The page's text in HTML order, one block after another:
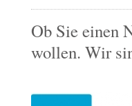
Ob Sie einen
wollen. Wir